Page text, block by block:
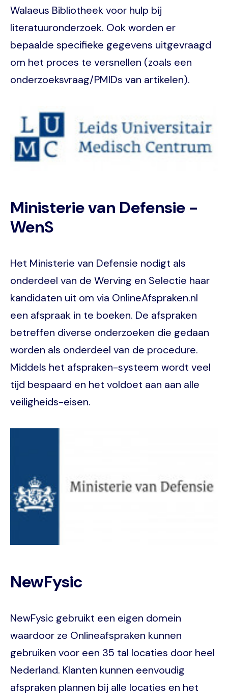
Walaeus Bibliotheek voor hulp bij
literatuuronderzoek. Ook worden er
bepaalde specifieke gegevens uitgevraagd
om het proces te versnellen (zoals een
onderzoeksvraag/PMIDs van artikelen).
Image
Ministerie van Defensie -
WenS
Het Ministerie van Defensie nodigt als
onderdeel van de Werving en Selectie haar
kandidaten uit om via OnlineAfspraken.nl
een afspraak in te boeken. De afspraken
betreffen diverse onderzoeken die gedaan
worden als onderdeel van de procedure.
Middels het afspraken-systeem wordt veel
tijd bespaard en het voldoet aan aan alle
veiligheids-eisen.
NewFysic
NewFysic gebruikt een eigen domein
waardoor ze Onlineafspraken kunnen
gebruiken voor een 35 tal locaties door heel
Nederland. Klanten kunnen eenvoudig
afspraken plannen bij alle locaties en het